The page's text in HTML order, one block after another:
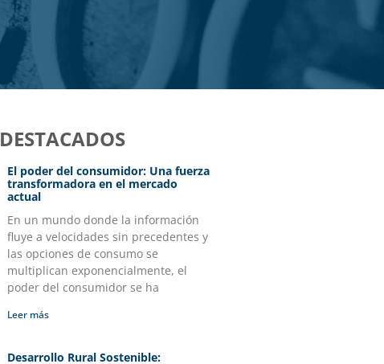
DESTACADOS
El poder del consumidor: Una fuerza
transformadora en el mercado
actual
En un mundo donde la información
fluye a velocidades sin precedentes y
las opciones de consumo se
multiplican exponencialmente, el
poder del consumidor se ha
Leer más
Desarrollo Rural Sostenible: